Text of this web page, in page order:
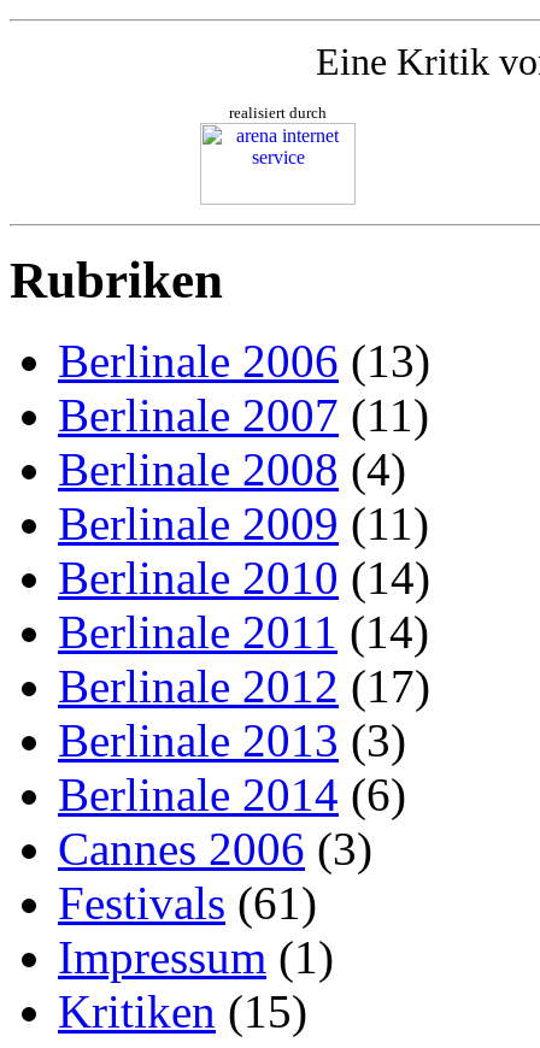
Eine Kritik
realisiert durch
Rubriken
Berlinale 2006 (13)
Berlinale 2007 (11)
Berlinale 2008 (4)
Berlinale 2009 (11)
Berlinale 2010 (14)
Berlinale 2011 (14)
Berlinale 2012 (17)
Berlinale 2013 (3)
Berlinale 2014 (6)
Cannes 2006 (3)
Festivals (61)
Impressum (1)
Kritiken (15)